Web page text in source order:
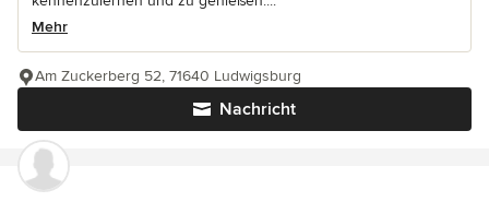
Mehr
Nachricht
Am Zuckerberg 52, 71640 Ludwigsburg